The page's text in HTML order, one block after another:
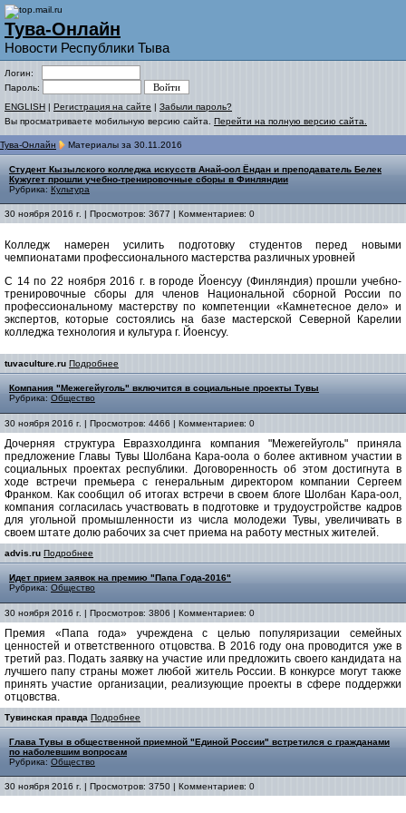
Тува-Онлайн
Новости Республики Тыва
Логин:
Пароль:
ENGLISH | Регистрация на сайте | Забыли пароль?
Вы просматриваете мобильную версию сайта. Перейти на полную версию сайта.
Тува-Онлайн Материалы за 30.11.2016
Студент Кызылского колледжа искусств Анай-оол Ёндан и преподаватель Белек
Кужугет прошли учебно-тренировочные сборы в Финляндии
Рубрика: Культура
30 ноября 2016 г. | Просмотров: 3677 | Комментариев: 0
Колледж намерен усилить подготовку студентов перед новыми
чемпионатами профессионального мастерства различных уровней
С 14 по 22 ноября 2016 г. в городе Йоенсуу (Финляндия) прошли учебно-
тренировочные сборы для членов Национальной сборной России по
профессиональному мастерству по компетенции «Камнетесное дело» и
экспертов, которые состоялись на базе мастерской Северной Карелии
колледжа технология и культура г. Йоенсуу.
tuvaculture.ru Подробнее
Компания "Межегейуголь" включится в социальные проекты Тувы
Рубрика: Общество
30 ноября 2016 г. | Просмотров: 4466 | Комментариев: 0
Дочерняя структура Евразхолдинга компания "Межегейуголь" приняла
предложение Главы Тувы Шолбана Кара-оола о более активном участии в
социальных проектах республики. Договоренность об этом достигнута в
ходе встречи премьера с генеральным директором компании Сергеем
Франком. Как сообщил об итогах встречи в своем блоге Шолбан Кара-оол,
компания согласилась участвовать в подготовке и трудоустройстве кадров
для угольной промышленности из числа молодежи Тувы, увеличивать в
своем штате долю рабочих за счет приема на работу местных жителей.
advis.ru Подробнее
Идет прием заявок на премию "Папа Года-2016"
Рубрика: Общество
30 ноября 2016 г. | Просмотров: 3806 | Комментариев: 0
Премия «Папа года» учреждена с целью популяризации семейных
ценностей и ответственного отцовства. В 2016 году она проводится уже в
третий раз. Подать заявку на участие или предложить своего кандидата на
лучшего папу страны может любой житель России. В конкурсе могут также
принять участие организации, реализующие проекты в сфере поддержки
отцовства.
Тувинская правда Подробнее
Глава Тувы в общественной приемной "Единой России" встретился с гражданами
по наболевшим вопросам
Рубрика: Общество
30 ноября 2016 г. | Просмотров: 3750 | Комментариев: 0